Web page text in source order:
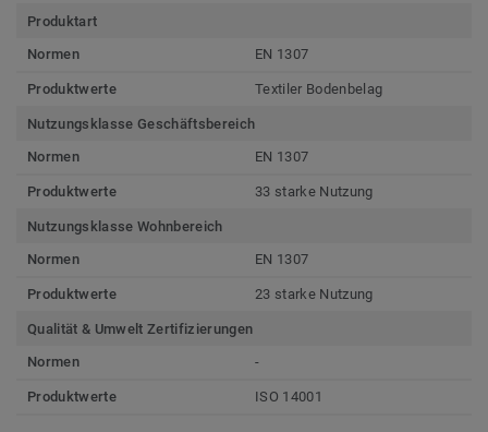
Produktart
Normen
EN 1307
Produktwerte Textiler Bodenbelag
Nutzungsklasse Geschäftsbereich
Normen
EN 1307
Produktwerte 33 starke Nutzung
Nutzungsklasse Wohnbereich
Normen
EN 1307
Produktwerte 23 starke Nutzung
Qualität & Umwelt Zertifizierungen
Normen
-
Produktwerte ISO 14001